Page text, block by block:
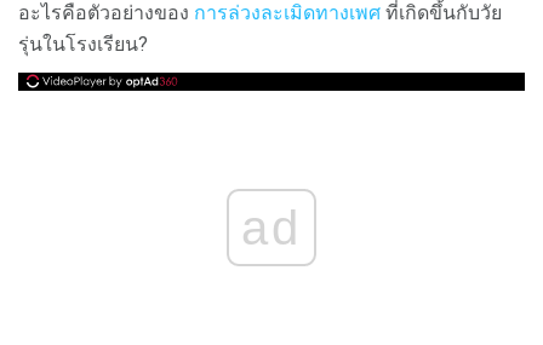
อะไรคือตัวอย่างของ การล่วงละเมิดทางเพศ ที่เกิดขึ้นกับวัย
รุ่นในโรงเรียน?
ad